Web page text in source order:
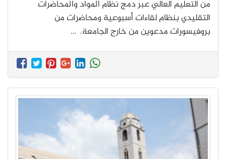
من التعليم العالي عبر دمج نظام المواد والمحاضرات
التقليدي بنظام لقاءات أسبوعية ومحاضرات من
بروفيسورات مدعوين من خارج الجامعة. …